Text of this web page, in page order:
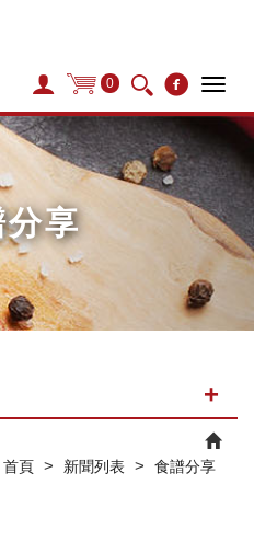
0
享
首頁 > 新聞列表 > 食譜分享